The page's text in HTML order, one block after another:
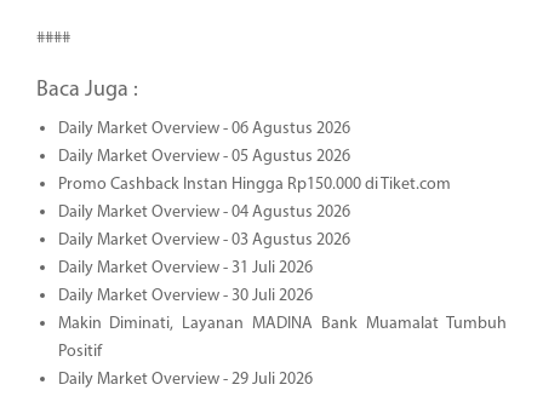
####
Baca Juga :
Daily Market Overview - 06 Agustus 2026
Daily Market Overview - 05 Agustus 2026
Promo Cashback Instan Hingga Rp150.000 di Tiket.com
Daily Market Overview - 04 Agustus 2026
Daily Market Overview - 03 Agustus 2026
Daily Market Overview - 31 Juli 2026
Daily Market Overview - 30 Juli 2026
Makin Diminati, Layanan MADINA Bank Muamalat Tumbuh
Positif
Daily Market Overview - 29 Juli 2026